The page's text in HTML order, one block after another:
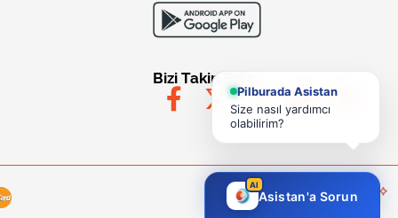
Bizi Takip Edin
Pilburada Asistan
Size nasıl yardımcı
olabilirim?
AI
Asistan'a Sorun